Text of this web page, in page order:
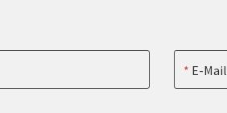
E-Mail